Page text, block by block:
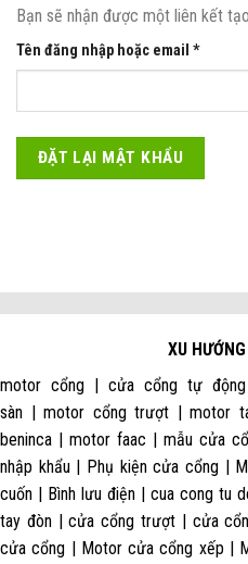
Bạn sẽ nhận được một liên kết
Tên đăng nhập hoặc email *Bắt
buộc
ĐẶT LẠI MẬT KHẨU
XU
motor cổng | cửa cổng tự
sàn | motor cổng trượt | motor
beninca | motor faac | mẫu cửa
nhập khẩu | Phụ kiện cửa cổng |
cuốn | Bình lưu điện | cua cong tu
tay đòn | cửa cổng trượt | cửa
cửa cổng | Motor cửa cổng xếp |